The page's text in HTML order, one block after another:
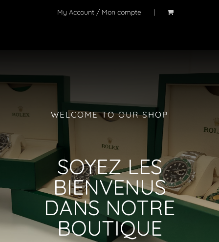
Blog
My Account / Mon compte
WELCOME TO OUR SHOP
SOYEZ LES
BIENVENUS
DANS NOTRE
BOUTIQUE